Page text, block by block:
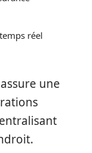
réel
une